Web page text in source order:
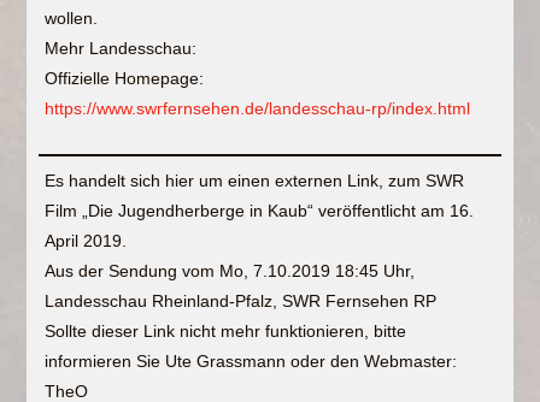
wollen.
Mehr Landesschau:
Offizielle Homepage:
https://www.swrfernsehen.de/landesschau-rp/index.html
Es handelt sich hier um einen externen Link, zum SWR
Film „Die Jugendherberge in Kaub“ veröffentlicht am 16.
April 2019.
Aus der Sendung vom Mo, 7.10.2019 18:45 Uhr,
Landesschau Rheinland-Pfalz, SWR Fernsehen RP
Sollte dieser Link nicht mehr funktionieren, bitte
informieren Sie Ute Grassmann oder den Webmaster:
TheO